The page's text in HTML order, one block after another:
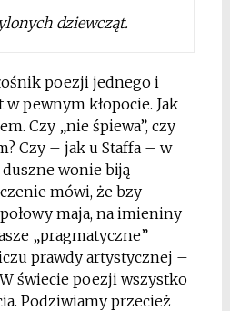
dziewcząt.
poezji jednego i
pewnym kłopocie. Jak
Czy „nie śpiewa”, czy
Czy – jak u Staffa – w
wonie biją
mówi, że bzy
maja, na imieniny
„pragmatyczne”
prawdy artystycznej –
świecie poezji wszystko
Podziwiamy przecież